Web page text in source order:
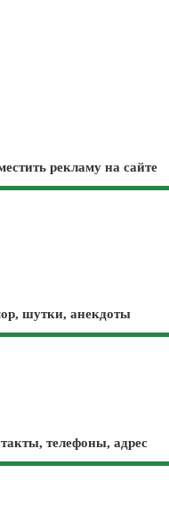
рекламу на сайте
шутки, анекдоты
телефоны, адрес